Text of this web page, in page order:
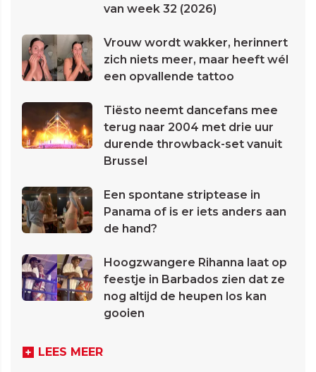
van week 32 (2026)
Vrouw wordt wakker, herinnert
zich niets meer, maar heeft wél
een opvallende tattoo
Tiësto neemt dancefans mee
terug naar 2004 met drie uur
durende throwback-set vanuit
Brussel
Een spontane striptease in
Panama of is er iets anders aan
de hand?
Hoogzwangere Rihanna laat op
feestje in Barbados zien dat ze
nog altijd de heupen los kan
gooien
LEES MEER